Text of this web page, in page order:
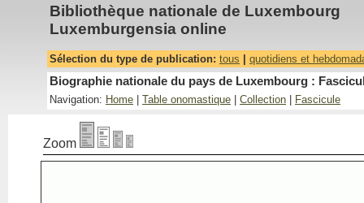
Bibliothèque nationale de Luxembourg
Luxemburgensia online
Sélection du type de publication: tous quotidiens et
Biographie nationale du pays de Luxembourg :
Navigation: Home Table onomastique Collection Fascicule
Zoom